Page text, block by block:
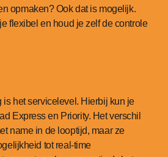
opmaken? Ook dat is mogelijk.
flexibel en houd je zelf de controle
is het servicelevel. Hierbij kun je
Express en Priority. Het verschil
name in de looptijd, maar ze
tot real-time